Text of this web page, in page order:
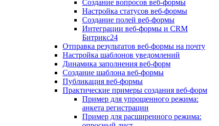
Создание вопросов веб-формы
Настройка статусов веб-формы
Создание полей веб-формы
Интеграции веб-формы и CRM
Битрикс24
Отправка результатов веб-формы на почту
Настройка шаблонов уведомлений
Динамика заполнения веб-форм
Создание шаблона веб-формы
Публикация веб-формы
Практические примеры создания веб-форм
Пример для упрощенного режима:
анкета регистрации
Пример для расширенного режима: